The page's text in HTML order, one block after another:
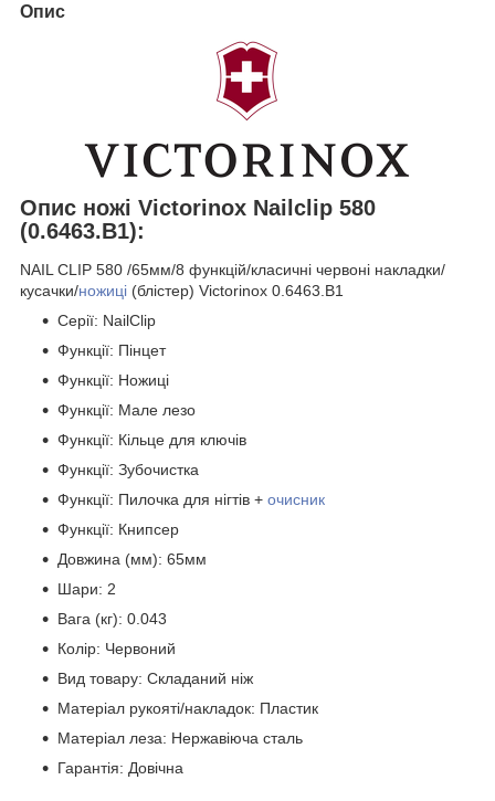
Опис
Опис ножі Victorinox Nailclip 580
(0.6463.B1):
NAIL CLIP 580 /65мм/8 функцій/класичні червоні накладки/
кусачки/ножиці (блістер) Victorinox 0.6463.B1
Серії: NailClip
Функції: Пінцет
Функції: Ножиці
Функції: Мале лезо
Функції: Кільце для ключів
Функції: Зубочистка
Функції: Пилочка для нігтів + очисник
Функції: Книпсер
Довжина (мм): 65мм
Шари: 2
Вага (кг): 0.043
Колір: Червоний
Вид товару: Складаний ніж
Матеріал рукояті/накладок: Пластик
Матеріал леза: Нержавіюча сталь
Гарантія: Довічна